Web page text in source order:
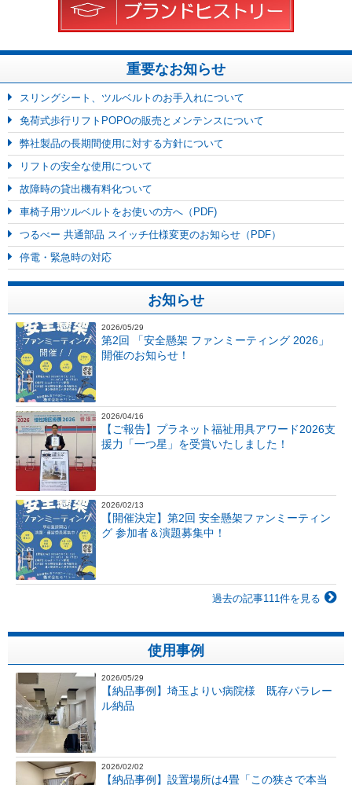
重要なお知らせ
スリングシート、ツルベルトのお手入れについて
免荷式歩行リフトPOPOの販売とメンテンスについて
弊社製品の長期間使用に対する方針について
リフトの安全な使用について
故障時の貸出機有料化ついて
車椅子用ツルベルトをお使いの方へ（PDF)
つるべー 共通部品 スイッチ仕様変更のお知らせ（PDF）
停電・緊急時の対応
お知らせ
2026/05/29
第2回 「安全懸架 ファンミーティング 2026」
開催のお知らせ！
2026/04/16
【ご報告】プラネット福祉用具アワード2026支
援力「一つ星」を受賞いたしました！
2026/02/13
【開催決定】第2回 安全懸架ファンミーティン
グ 参加者＆演題募集中！
過去の記事111件を見る
使用事例
2026/05/29
【納品事例】埼玉よりい病院様 既存パラレー
ル納品
2026/02/02
【納品事例】設置場所は4畳「この狭さで本当